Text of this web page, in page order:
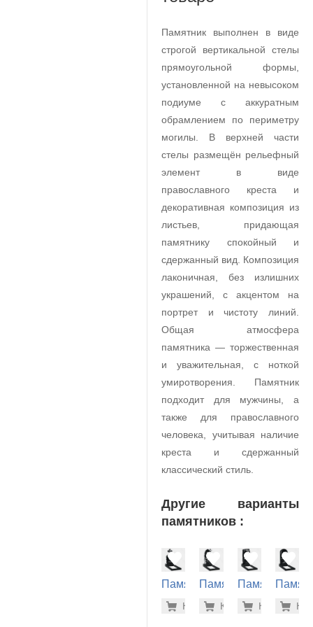
Памятник выполнен в виде
строгой вертикальной стелы
прямоугольной формы,
установленной на невысоком
подиуме с аккуратным
обрамлением по периметру
могилы. В верхней части
стелы размещён рельефный
элемент в виде
православного креста и
декоративная композиция из
листьев, придающая
памятнику спокойный и
сдержанный вид. Композиция
лаконичная, без излишних
украшений, с акцентом на
портрет и чистоту линий.
Общая атмосфера
памятника — торжественная
и уважительная, с ноткой
умиротворения. Памятник
подходит для мужчины, а
также для православного
человека, учитывая наличие
креста и сдержанный
классический стиль.
Другие варианты
памятников :
Памятник
могилу
-7% 46.200
Купить
Памятник
могилу
-7%
Купить
Памятник
могилу
-
Купитьмогилу